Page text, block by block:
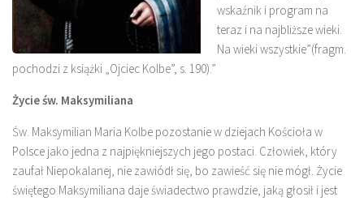
wskaźnik i program na
teraz i na najbliższe wieki.
Na wieki wszystkie”(fragm.
pochodzi z książki „Ojciec Kolbe”, s. 190).”
Życie św. Maksymiliana
Św. Maksymilian Maria Kolbe pozostanie w dziejach Kościoła w
Polsce jako jedna z najpiękniejszych jego postaci. Człowiek, który
zaufał Niepokalanej, nie zawiódł się, bo zawieść się nie mógł. Życie
świętego Maksymiliana daje świadectwo prawdzie, jaką głosił i jest